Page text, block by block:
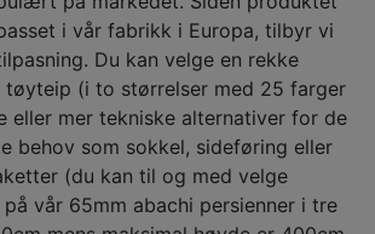
i vår fabrikk i Europa, tilbyr vi
Du kan velge en rekke
tøyteip (i to størrelser med 25 farger
eller mer tekniske alternativer for de
behov som sokkel, sideføring eller
(du kan til og med velge
vår 65mm abachi persienner i tre